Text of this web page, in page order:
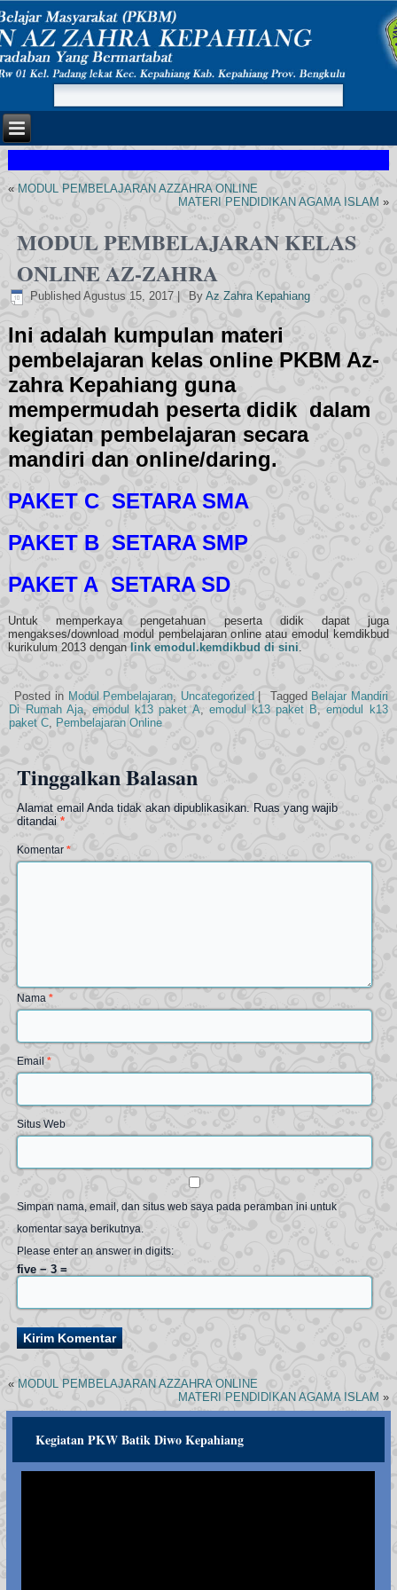
« MODUL PEMBELAJARAN AZZAHRA ONLINE
MATERI PENDIDIKAN AGAMA ISLAM »
MODUL PEMBELAJARAN KELAS
ONLINE AZ-ZAHRA
Published Agustus 15, 2017 By Az Zahra Kepahiang
Ini adalah kumpulan materi
pembelajaran kelas online PKBM Az-
zahra Kepahiang guna
mempermudah peserta didik dalam
kegiatan pembelajaran secara
mandiri dan online/daring.
PAKET C SETARA SMA
PAKET B SETARA SMP
PAKET A SETARA SD
Untuk memperkaya pengetahuan peserta didik dapat juga
mengakses/download modul pembelajaran online atau emodul kemdikbud
kurikulum 2013 dengan link emodul.kemdikbud di sini.
Posted in Modul Pembelajaran, Uncategorized Tagged Belajar Mandiri
Di Rumah Aja, emodul k13 paket A, emodul k13 paket B,emodul k13
paket C, Pembelajaran Online
Tinggalkan Balasan
Alamat email Anda tidak akan dipublikasikan. Ruas yang wajib
ditandai*
Komentar*
Nama*
Email*
Situs Web
Simpan nama, email, dan situs web saya pada peramban ini untuk
komentar saya berikutnya.
Please enter an answer in digits:
five − 3 =
« MODUL PEMBELAJARAN AZZAHRA ONLINE
MATERI PENDIDIKAN AGAMA ISLAM »
Kegiatan PKW Batik Diwo Kepahiang